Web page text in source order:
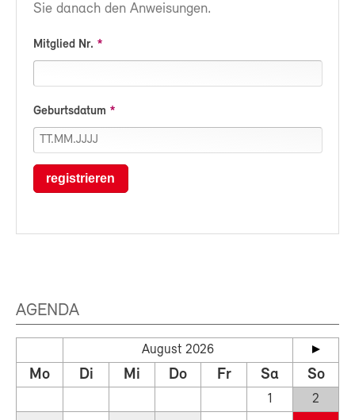
Sie danach den Anweisungen.
Mitglied Nr.
Geburtsdatum
registrieren
AGENDA
August 2026
Mo Di Mi Do Fr Sa So
1
2